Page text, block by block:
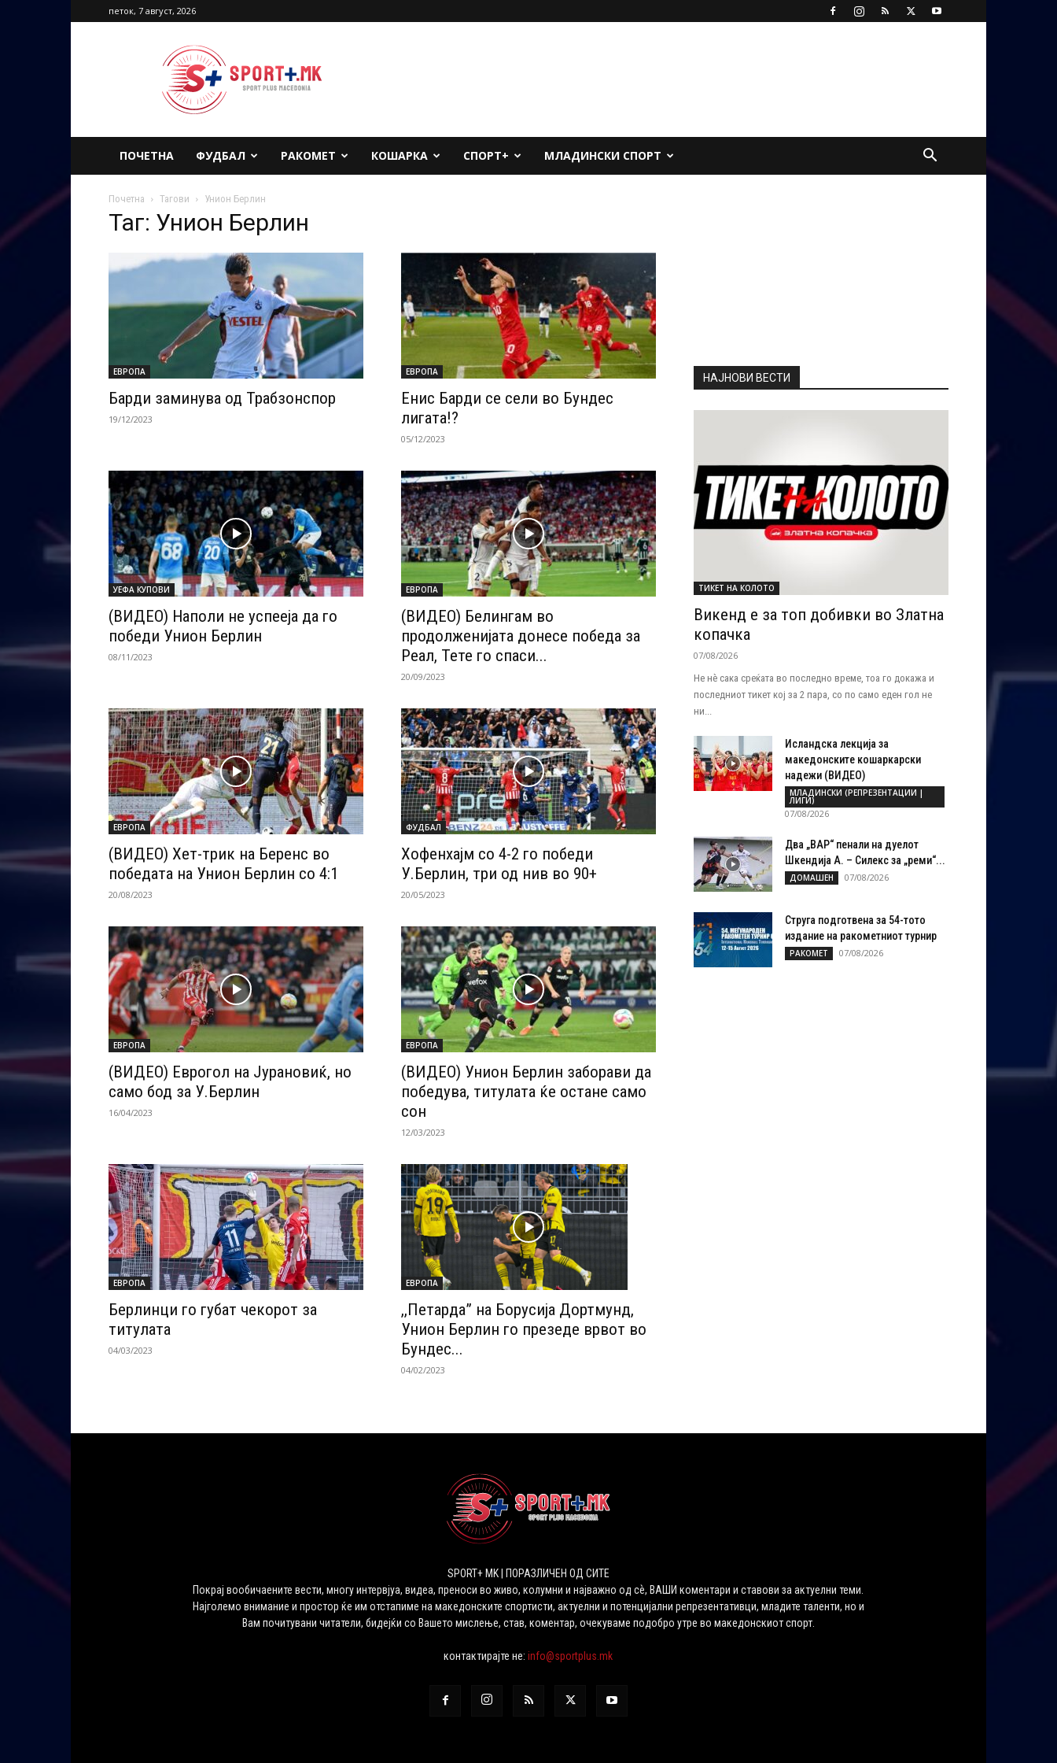
петок, 7 август, 2026
Sport
Plus
Macedonia
ПОЧЕТНА ФУДБАЛ РАКОМЕТ КОШАРКА СПОРТ+ МЛАДИНСКИ СПОРТ
Почетна Тагови Унион Берлин
Таг: Унион Берлин
ЕВРОПА
Барди заминува од Трабзонспор
19/12/2023
ЕВРОПА
Енис Барди се сели во Бундес
лигата!?
05/12/2023
УЕФА КУПОВИ
(ВИДЕО) Наполи не успееја да го
победи Унион Берлин
08/11/2023
ЕВРОПА
(ВИДЕО) Белингам во
продолженијата донесе победа за
Реал, Тете го спаси...
20/09/2023
ЕВРОПА
(ВИДЕО) Хет-трик на Беренс во
победата на Унион Берлин со 4:1
20/08/2023
ФУДБАЛ
Хофенхајм со 4-2 го победи
У.Берлин, три од нив во 90+
20/05/2023
ЕВРОПА
(ВИДЕО) Еврогол на Јурановиќ, но
само бод за У.Берлин
16/04/2023
ЕВРОПА
(ВИДЕО) Унион Берлин заборави да
победува, титулата ќе остане само
сон
12/03/2023
ЕВРОПА
Берлинци го губат чекорот за
титулата
04/03/2023
ЕВРОПА
,,Петарда” на Борусија Дортмунд,
Унион Берлин го презеде врвот во
Бундес...
04/02/2023
НАЈНОВИ ВЕСТИ
ТИКЕТ НА КОЛОТО
Викенд е за топ добивки во Златна
копачка
07/08/2026
Не нѐ сака среќата во последно време, тоа го докажа и
последниот тикет кој за 2 пара, со по само еден гол не
ни...
Исландска лекција за
македонските кошаркарски
надежи (ВИДЕО)
МЛАДИНСКИ (РЕПРЕЗЕНТАЦИИ |
ЛИГИ)
07/08/2026
Два „ВАР“ пенали на дуелот
Шкендија А. – Силекс за „реми“...
ДОМАШЕН 07/08/2026
Струга подготвена за 54-тото
издание на ракометниот турнир
РАКОМЕТ 07/08/2026
SPORT+ MK | ПОРАЗЛИЧЕН ОД СИТЕ
Покрај вообичаените вести, многу интервјуа, видеа, преноси во живо, колумни и најважно од сѐ, ВАШИ коментари и ставови за актуелни теми.
Најголемо внимание и простор ќе им отстапиме на македонските спортисти, актуелни и потенцијални репрезентативци, младите таленти, но и
Вам почитувани читатели, бидејќи со Вашето мислење, став, коментар, очекуваме подобро утре во македонскиот спорт.
контактирајте не:info@sportplus.mk